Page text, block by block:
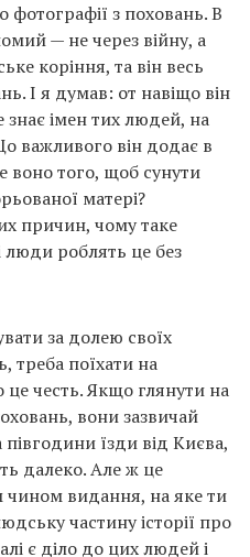
фотографії з поховань. В
— не через війну, а
коріння, та він весь
І я думав: от навіщо він
знає імен тих людей, на
важливого він додає в
воно того, щоб сунути
матері?
причин, чому таке
люди роблять це без
за долею своїх
треба поїхати на
це честь. Якщо глянути на
вони зазвичай
їзди від Києва,
далеко. Але ж це
чином видання, на яке ти
частину історії про
є діло до цих людей і